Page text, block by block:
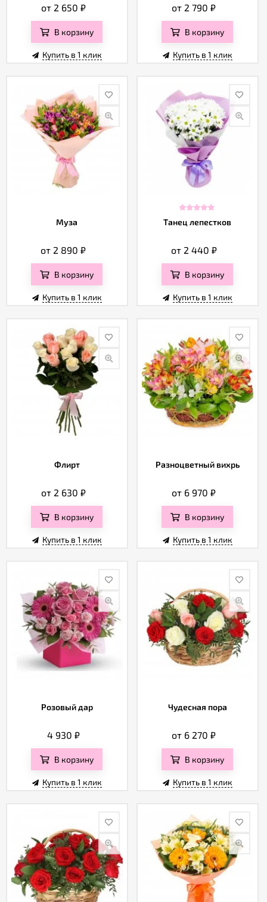
от 2 650 ₽
В корзину
Купить в 1 клик
от 2 790₽
В корзину
Купить в 1 клик
Муза
от 2 890₽
В корзину
Купить в 1 клик
Танец лепестков
от 2 440 ₽
В корзину
Купить в 1 клик
Флирт
от 2 630 ₽
В корзину
Купить в 1 клик
Разноцветный вихрь
от 6 970₽
В корзину
Купить в 1 клик
Розовый дар
4 930 ₽
В корзину
Купить в 1 клик
Чудесная пора
от 6 270₽
В корзину
Купить в 1 клик